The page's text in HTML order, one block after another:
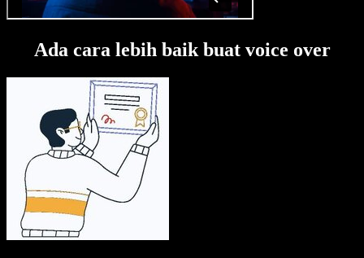
Ada cara lebih baik buat voice over